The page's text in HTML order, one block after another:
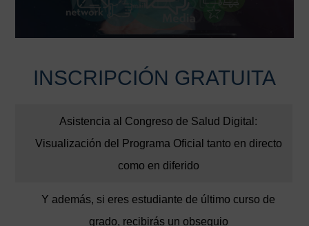
INSCRIPCIÓN GRATUITA
Asistencia al Congreso de Salud Digital:
Visualización del Programa Oficial tanto en directo
como en diferido
Y además, si eres estudiante de último curso de
grado, recibirás un obsequio